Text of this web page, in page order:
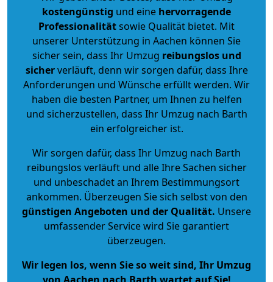
kostengünstig und eine hervorragende
Professionalitätsowie Qualität bietet. Mit
unserer Unterstützung in Aachen können Sie
sicher sein, dass Ihr Umzug reibungslos und
sicherverläuft, denn wir sorgen dafür, dass Ihre
Anforderungen und Wünsche erfüllt werden. Wir
haben die besten Partner, um Ihnen zu helfen
und sicherzustellen, dass Ihr Umzug nach Barth
ein erfolgreicher ist.
Wir sorgen dafür, dass Ihr Umzug nach Barth
reibungslos verläuft und alle Ihre Sachen sicher
und unbeschadet an Ihrem Bestimmungsort
ankommen. Überzeugen Sie sich selbst von den
günstigen Angeboten und der Qualität. Unsere
umfassender Service wird Sie garantiert
überzeugen.
Wir legen los, wenn Sie so weit sind, Ihr Umzug
von Aachen nach Barth wartet auf Sie!